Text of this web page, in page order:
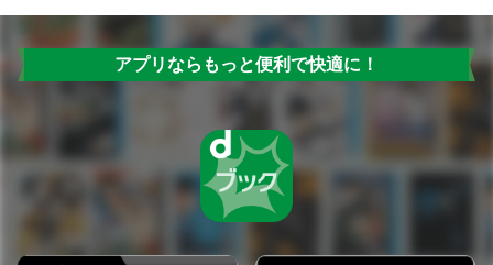
アプリならもっと便利で快適に！